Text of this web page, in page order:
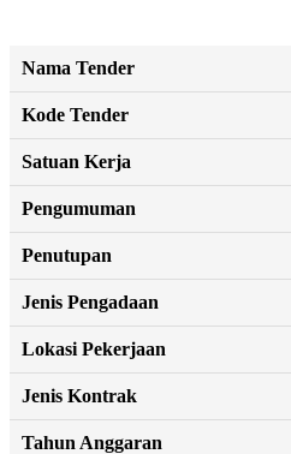
Nama Tender
Kode Tender
Satuan Kerja
Pengumuman
Penutupan
Jenis Pengadaan
Lokasi Pekerjaan
Jenis Kontrak
Tahun Anggaran